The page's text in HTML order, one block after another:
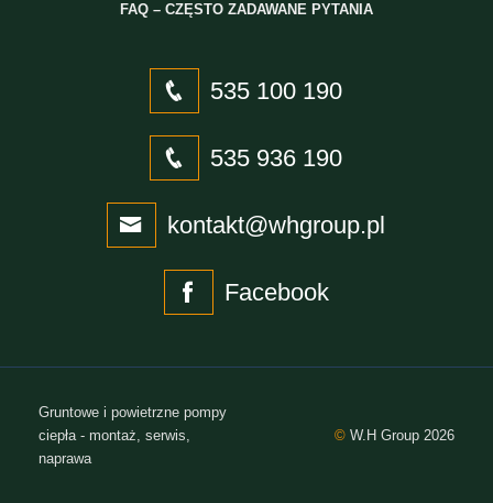
FAQ – CZĘSTO ZADAWANE PYTANIA
535 100 190
535 936 190
kontakt@whgroup.pl
Facebook
Gruntowe i powietrzne pompy
ciepła - montaż, serwis,
naprawa
© W.H Group 2026